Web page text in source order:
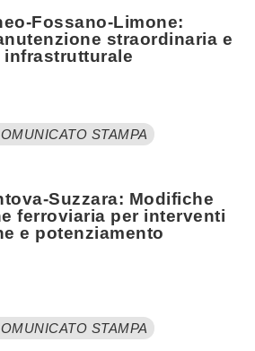
Fossano-Limone:
straordinaria e
infrastrutturale
STAMPA
Suzzara: Modifiche
ferroviaria per interventi
e potenziamento
STAMPA